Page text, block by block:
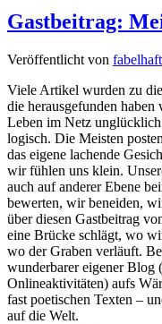
Gastbeitrag:
Veröffentlicht von
Viele Artikel wurden zu
die herausgefunden haben
Leben im Netz
logisch. Die Meisten
das eigene lachende
wir fühlen uns klein.
auch auf anderer Ebene
bewerten, wir beneiden,
über diesen Gastbeitrag
eine Brücke schlägt, wo
wo der Graben verläuft.
wunderbarer eigener Blog
Onlineaktivitäten) aufs
fast poetischen Texten –
auf die Welt.